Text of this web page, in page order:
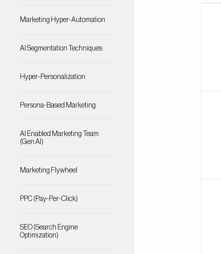
Marketing Hyper-Automation
AI Segmentation Techniques
Hyper-Personalization
Persona-Based Marketing
AI Enabled Marketing Team
(Gen AI)
Marketing Flywheel
PPC (Pay-Per-Click)
SEO (Search Engine
Optimization)